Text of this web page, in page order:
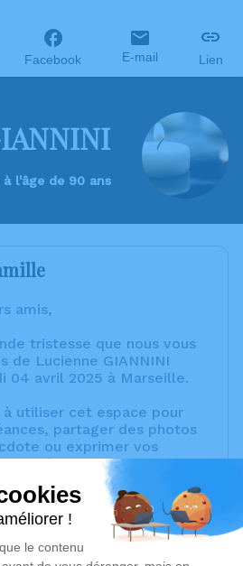
Facebook E-mail Lien
l'âge de 90 ans
amis,
tristesse que nous vous
de Lucienne GIANNINI
04 avril 2025 à Marseille.
à utiliser cet espace pour
partager des photos
ou exprimer vos
poèmes ou des textes.
d'expression dédié à
Lucienne GIANNINI.
d’arbre hommage est